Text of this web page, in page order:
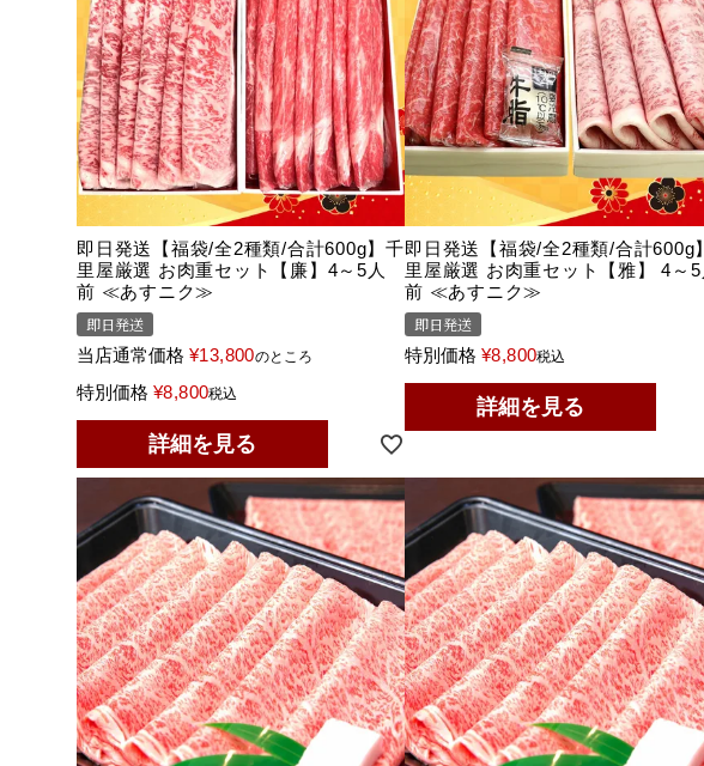
即日発送【福袋/全2種類/合計600g】千
里屋厳選 お肉重セット【廉】4～5人
前 ≪あすニク≫
即日発送
当店通常価格 ¥13,800のところ
特別価格 ¥8,800税込
詳細を見る
即日発送【福袋/全2種類/合計600g
里屋厳選 お肉重セット【雅】 4～5
前 ≪あすニク≫
即日発送
特別価格 ¥8,800税込
詳細を見る